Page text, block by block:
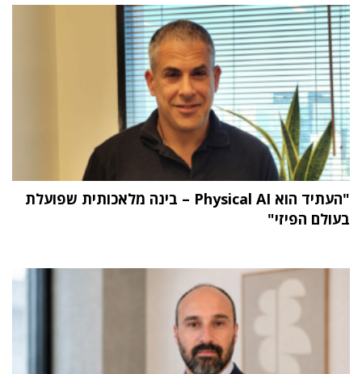
"העתיד הוא Physical AI – בינה מלאכותית שפועלת
בעולם הפיזי"